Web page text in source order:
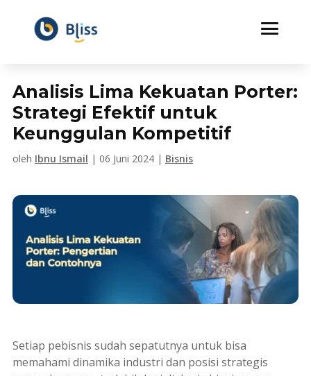
Analisis Lima Kekuatan Porter:
Strategi Efektif untuk
Keunggulan Kompetitif
oleh Ibnu Ismail | 06 Juni 2024| Bisnis
Setiap pebisnis sudah sepatutnya untuk bisa
memahami dinamika industri dan posisi strategis